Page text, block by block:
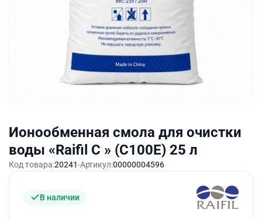
Ионообменная смола для очистки
воды «Raifil C » (C100E) 25 л
Код товара:20241 Артикул:00000004596
В наличии